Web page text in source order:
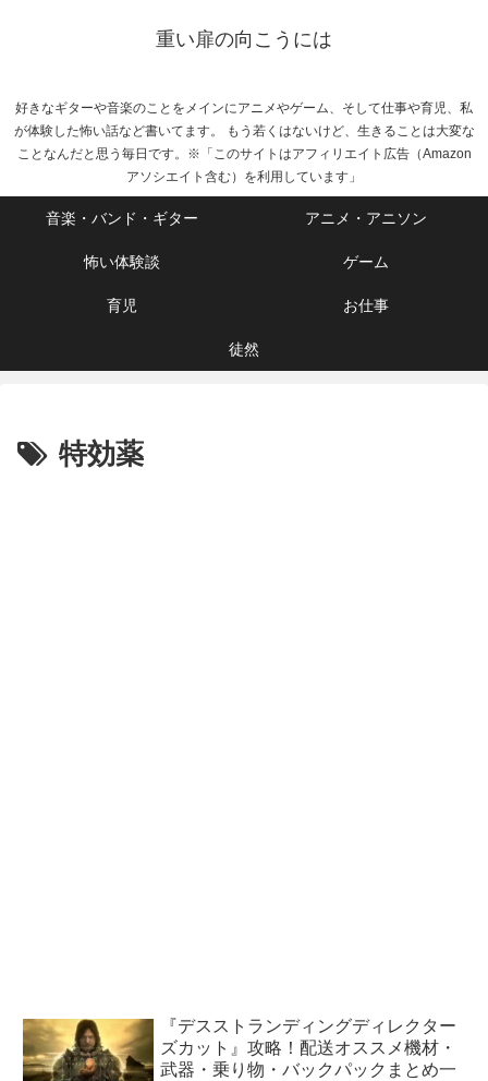
重い扉の向こうには
好きなギターや音楽のことをメインにアニメやゲーム、そして仕事や育児、私
が体験した怖い話など書いてます。 もう若くはないけど、生きることは大変な
ことなんだと思う毎日です。※「このサイトはアフィリエイト広告（Amazon
アソシエイト含む）を利用しています」
音楽・バンド・ギター アニメ・アニソン
怖い体験談 ゲーム
育児 お仕事
徒然
特効薬
『デスストランディングディレクター
ズカット』攻略！配送オススメ機材・
武器・乗り物・バックパックまとめ一